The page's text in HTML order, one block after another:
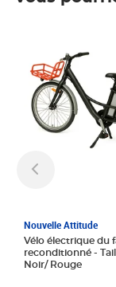
Nouvelle Attitude
Vélo électrique du
reconditionné - Taille normale -
Noir/ Rouge